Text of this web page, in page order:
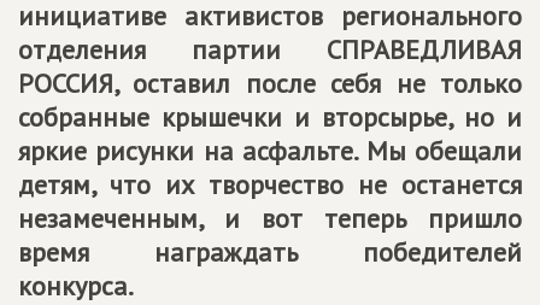
инициативе активистов регионального
отделения партии СПРАВЕДЛИВАЯ
РОССИЯ, оставил после себя не только
собранные крышечки и вторсырье, но и
яркие рисунки на асфальте. Мы обещали
детям, что их творчество не останется
незамеченным, и вот теперь пришло
время награждать победителей
конкурса.